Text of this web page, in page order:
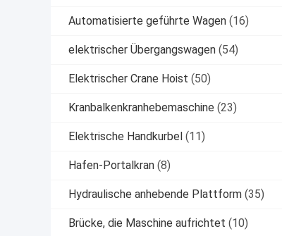
Automatisierte geführte Wagen (16)
elektrischer Übergangswagen (54)
Elektrischer Crane Hoist (50)
Kranbalkenkranhebemaschine (23)
Elektrische Handkurbel (11)
Hafen-Portalkran (8)
Hydraulische anhebende Plattform (35)
Brücke, die Maschine aufrichtet (10)